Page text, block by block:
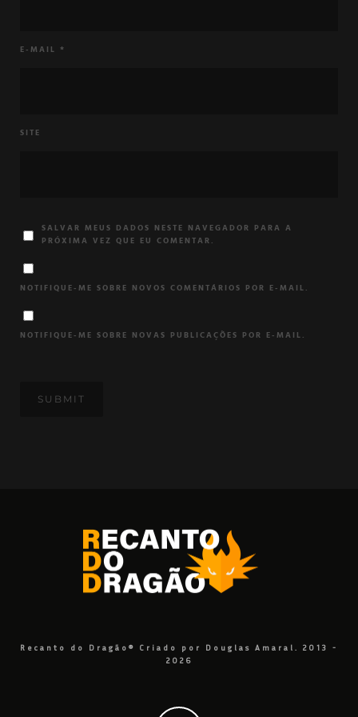
E-MAIL *
SITE
SALVAR MEUS DADOS NESTE NAVEGADOR PARA A
PRÓXIMA VEZ QUE EU COMENTAR.
NOTIFIQUE-ME SOBRE NOVOS COMENTÁRIOS POR E-MAIL.
NOTIFIQUE-ME SOBRE NOVAS PUBLICAÇÕES POR E-MAIL.
Recanto do Dragão® Criado por Douglas Amaral. 2013 -
2026